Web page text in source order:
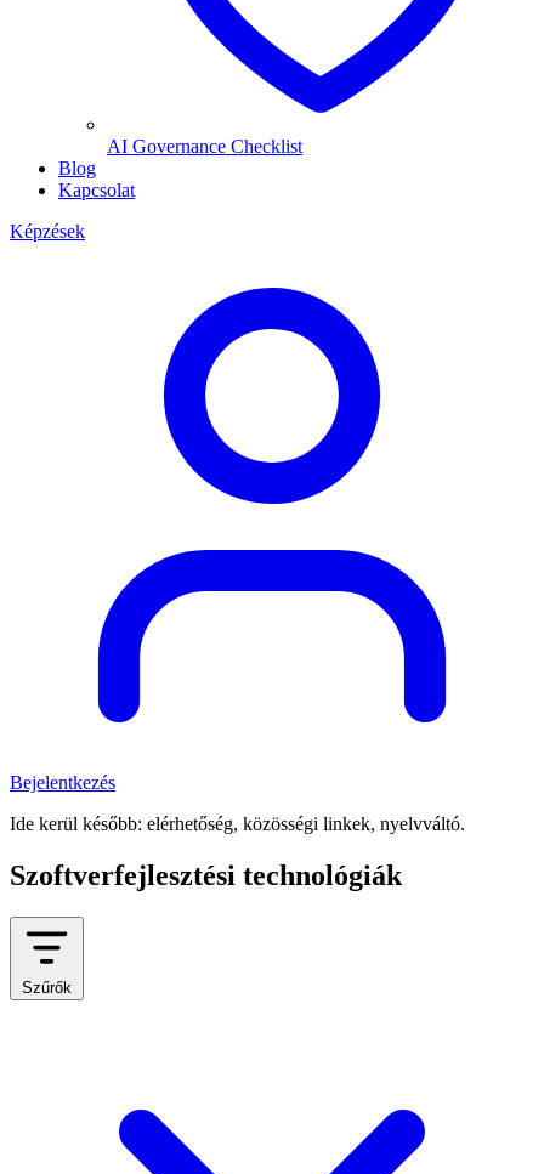
AI Governance Checklist
Blog
Kapcsolat
Képzések
Bejelentkezés
Ide kerül később: elérhetőség, közösségi linkek, nyelvváltó.
Szoftverfejlesztési technológiák
Szűrők